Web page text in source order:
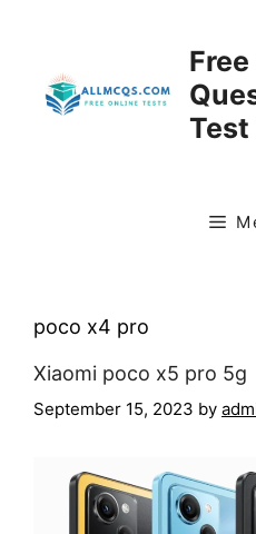
Test
poco x4 pro
Xiaomi poco x5 pro 5g
September 15, 2023 by